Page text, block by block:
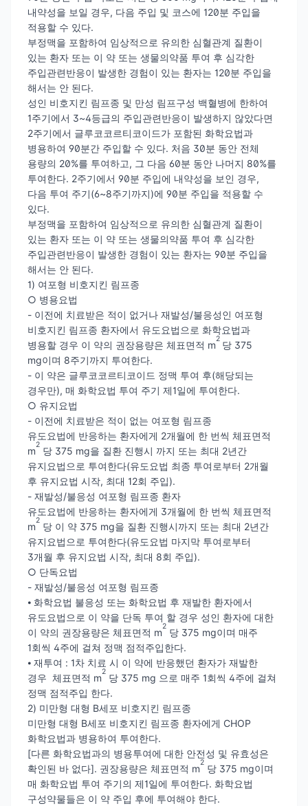
내약성을 보일 경우, 다음 주입 및 코스에 120분 주입을
적용할 수 있다.
부정맥을 포함하여 임상적으로 유의한 심혈관계 질환이
있는 환자 또는 이 약 또는 생물의약품 투여 후 심각한
주입관련반응이 발생한 경험이 있는 환자는 120분 주입을
해서는 안 된다.
성인 비호지킨 림프종 및 만성 림프구성 백혈병에 한하여
1주기에서 3~4등급의 주입관련반응이 발생하지 않았다면
2주기에서 글루코코르티코이드가 포함된 화학요법과
병용하여 90분간 주입할 수 있다. 처음 30분 동안 전체
용량의 20%를 투여하고, 그 다음 60분 동안 나머지 80%를
투여한다. 2주기에서 90분 주입에 내약성을 보인 경우,
다음 투여 주기(6~8주기까지)에 90분 주입을 적용할 수
있다.
부정맥을 포함하여 임상적으로 유의한 심혈관계 질환이
있는 환자 또는 이 약 또는 생물의약품 투여 후 심각한
주입관련반응이 발생한 경험이 있는 환자는 90분 주입을
해서는 안 된다.
1) 여포형 비호지킨 림프종
○ 병용요법
- 이전에 치료받은 적이 없거나 재발성/불응성인 여포형
비호지킨 림프종 환자에서 유도요법으로 화학요법과
병용할 경우 이 약의 권장용량은 체표면적 m
2
당 375
mg이며 8주기까지 투여한다.
- 이 약은 글루코코르티코이드 정맥 투여 후(해당되는
경우만), 매 화학요법 투여 주기 제1일에 투여한다.
○ 유지요법
- 이전에 치료받은 적이 없는 여포형 림프종
유도요법에 반응하는 환자에게 2개월에 한 번씩 체표면적
m
2
당 375 mg을 질환 진행시 까지 또는 최대 2년간
유지요법으로 투여한다(유도요법 최종 투여로부터 2개월
후 유지요법 시작, 최대 12회 주입).
- 재발성/불응성 여포형 림프종 환자
유도요법에 반응하는 환자에게 3개월에 한 번씩 체표면적
m
2
당 이 약 375 mg을 질환 진행시까지 또는 최대 2년간
유지요법으로 투여한다(유도요법 마지막 투여로부터
3개월 후 유지요법 시작, 최대 8회 주입).
○ 단독요법
- 재발성/불응성 여포형 림프종
⦁ 화학요법 불응성 또는 화학요법 후 재발한 환자에서
유도요법으로 이 약을 단독 투여 할 경우 성인 환자에 대한
이 약의 권장용량은 체표면적 m
2
당 375 mg이며 매주
1회씩 4주에 걸쳐 정맥 점적주입한다.
⦁ 재투여 : 1차 치료 시 이 약에 반응했던 환자가 재발한
경우 체표면적 m
2
당 375 mg 으로 매주 1회씩 4주에 걸쳐
정맥 점적주입 한다.
2) 미만형 대형 B세포 비호지킨 림프종
미만형 대형 B세포 비호지킨 림프종 환자에게 CHOP
화학요법과 병용하여 투여한다.
[다른 화학요법과의 병용투여에 대한 안전성 및 유효성은
확인된 바 없다]. 권장용량은 체표면적 m
2
당 375 mg이며
매 화학요법 투여 주기의 제1일에 투여한다. 화학요법
구성약물들은 이 약 주입 후에 투여해야 한다.